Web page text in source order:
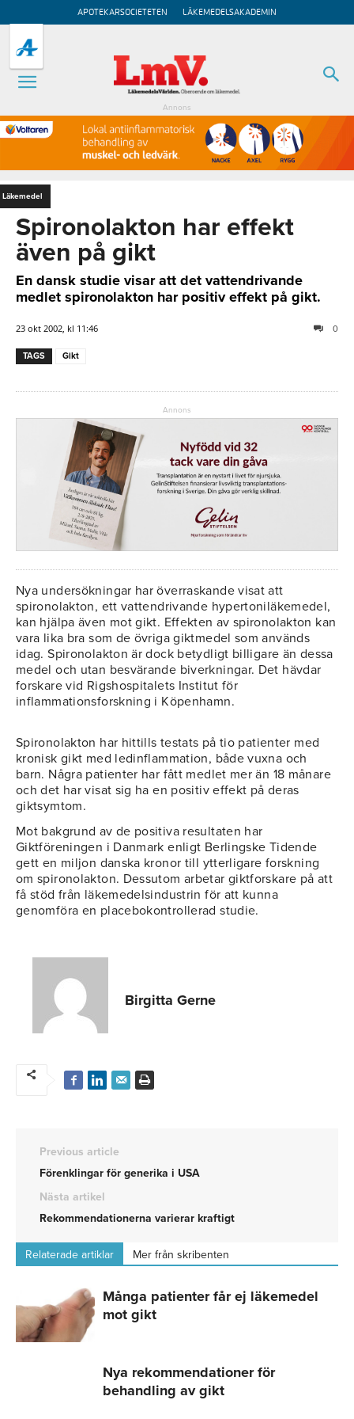
APOTEKARSOCIETETEN LÄKEMEDELSAKADEMIN
Annons
Läkemedel
Spironolakton har effekt
även på gikt
En dansk studie visar att det vattendrivande
medlet spironolakton har positiv effekt på gikt.
23 okt 2002, kl 11:46 0
TAGS Gikt
Annons
Nya undersökningar har överraskande visat att
spironolakton, ett vattendrivande hypertoniläkemedel,
kan hjälpa även mot gikt. Effekten av spironolakton kan
vara lika bra som de övriga giktmedel som används
idag. Spironolakton är dock betydligt billigare än dessa
medel och utan besvärande biverkningar. Det hävdar
forskare vid Rigshospitalets Institut för
inflammationsforskning i Köpenhamn.
Spironolakton har hittills testats på tio patienter med
kronisk gikt med ledinflammation, både vuxna och
barn. Några patienter har fått medlet mer än 18 månare
och det har visat sig ha en positiv effekt på deras
giktsymtom.
Mot bakgrund av de positiva resultaten har
Giktföreningen i Danmark enligt Berlingske Tidende
gett en miljon danska kronor till ytterligare forskning
om spironolakton. Dessutom arbetar giktforskare på att
få stöd från läkemedelsindustrin för att kunna
genomföra en placebokontrollerad studie.
Birgitta Gerne
Previous article
Förenklingar för generika i USA
Nästa artikel
Rekommendationerna varierar kraftigt
Relaterade artiklar Mer från skribenten
Många patienter får ej läkemedel
mot gikt
Nya rekommendationer för
behandling av gikt